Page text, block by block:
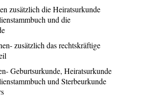
zusätzlich die Heiratsurkunde
und die
zusätzlich das rechtskräftige
Geburtsurkunde, Heiratsurkunde
und Sterbeurkunde